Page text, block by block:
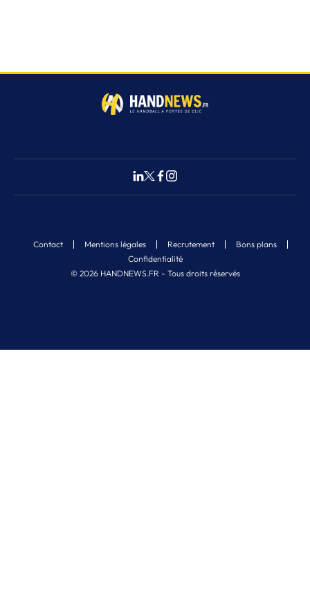
© 2026 HANDNEWS.FR - Tous droits réservés
Contact Mentions légales Recrutement
Bons plans
Confidentialité